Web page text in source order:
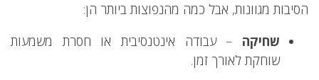
הסיבות מגוונות, אבל כמה מהנפוצות ביותר הן:
שחיקה – עבודה אינטנסיבית או חסרת משמעות
שוחקת לאורך זמן.